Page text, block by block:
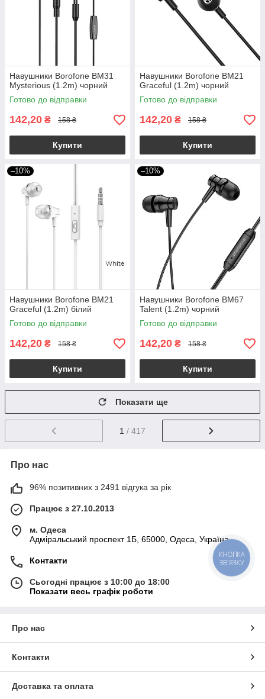
Навушники Borofone BM31
Mysterious (1.2m) чорний
Готово до відправки
142,20 ₴ 158 ₴
Купити
Навушники Borofone BM21
Graceful (1.2m) чорний
Готово до відправки
142,20 ₴ 158 ₴
Купити
–10%
Навушники Borofone BM21
Graceful (1.2m) білий
Готово до відправки
142,20 ₴ 158 ₴
Купити
–10%
Навушники Borofone BM67
Talent (1.2m) чорний
Готово до відправки
142,20 ₴ 158 ₴
Купити
Показати ще
1 / 417
Про нас
96% позитивних з 2491 відгука за рік
Працює з 27.10.2013
м. Одеса
Адміральський проспект 1Б, 65000, Одеса, Україна
Контакти
Сьогодні працює з 10:00 до 18:00
Показати весь графік роботи
Про нас
Контакти
Доставка та оплата
КНОПКА
ЗВ'ЯЗКУ